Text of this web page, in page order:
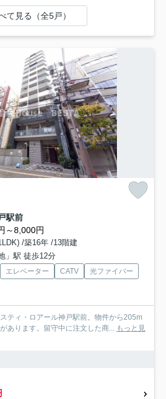
て見る（全5戸）
駅前
～8,000円
/築16年 /13階建
」駅 徒歩12分
エレベーター CATV
光ファイバー
ティ・ロアール神戸駅前。物件から205m
あります。留守中に注文した商... もっと見